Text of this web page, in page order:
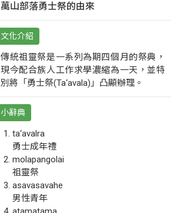
萬山部落勇士祭的由來
文化介紹
傳統祖靈祭是一系列為期四個月的祭典，
現今配合族人工作求學濃縮為一天，並特
別將「勇士祭(Ta‘avala)」凸顯辦理。
小辭典
ta‘avalra
勇士成年禮
molapangolai
祖靈祭
asavasavahe
男性青年